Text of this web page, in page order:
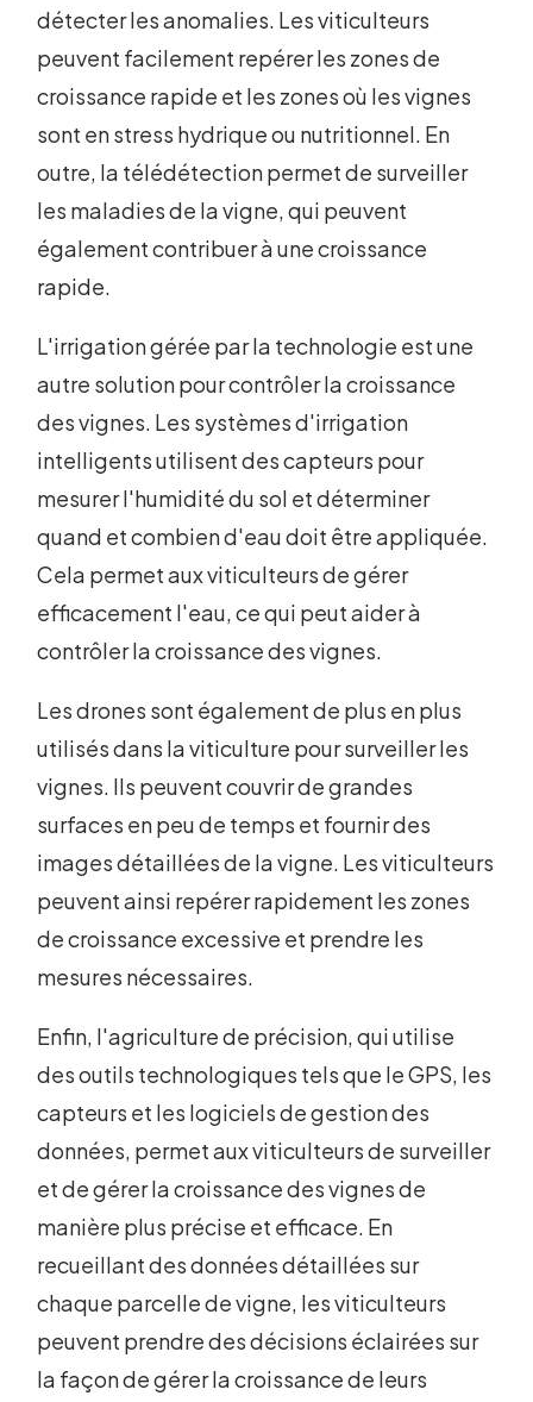
détecter les anomalies. Les viticulteurs
peuvent facilement repérer les zones de
croissance rapide et les zones où les vignes
sont en stress hydrique ou nutritionnel. En
outre, la télédétection permet de surveiller
les maladies de la vigne, qui peuvent
également contribuer à une croissance
rapide.
L'irrigation gérée par la technologie est une
autre solution pour contrôler la croissance
des vignes. Les systèmes d'irrigation
intelligents utilisent des capteurs pour
mesurer l'humidité du sol et déterminer
quand et combien d'eau doit être appliquée.
Cela permet aux viticulteurs de gérer
efficacement l'eau, ce qui peut aider à
contrôler la croissance des vignes.
Les drones sont également de plus en plus
utilisés dans la viticulture pour surveiller les
vignes. Ils peuvent couvrir de grandes
surfaces en peu de temps et fournir des
images détaillées de la vigne. Les viticulteurs
peuvent ainsi repérer rapidement les zones
de croissance excessive et prendre les
mesures nécessaires.
Enfin, l'agriculture de précision, qui utilise
des outils technologiques tels que le GPS, les
capteurs et les logiciels de gestion des
données, permet aux viticulteurs de surveiller
et de gérer la croissance des vignes de
manière plus précise et efficace. En
recueillant des données détaillées sur
chaque parcelle de vigne, les viticulteurs
peuvent prendre des décisions éclairées sur
la façon de gérer la croissance de leurs